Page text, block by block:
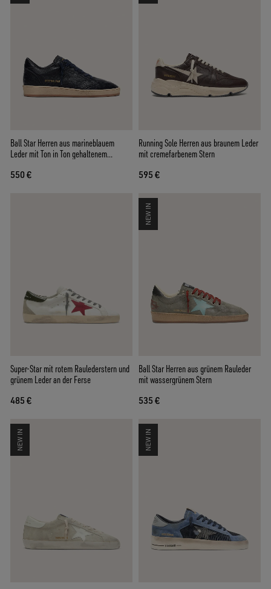
Ball Star Herren aus marineblauem
Leder mit Ton in Ton gehaltenem
550 €
Running Sole Herren aus braunem Leder
mit cremefarbenem Stern
595 €
Super-Star mit rotem Raulederstern und
grünem Leder an der Ferse
485 €
NEW IN
Ball Star Herren aus grünem Rauleder
mit wassergrünem Stern
535 €
NEW IN NEW IN